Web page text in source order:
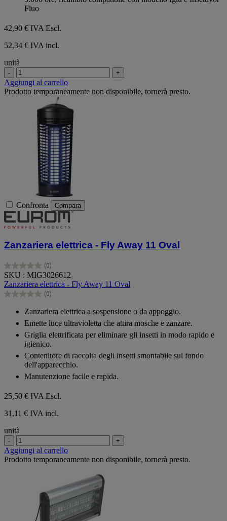
Fluo
42,90 € IVA Escl.
52,34 € IVA incl.
unità
- +
Aggiungi al carrello
Prodotto temporaneamente non disponibile, tornerà presto.
Confronta Compara
Zanzariera elettrica - Fly Away 11 Oval
(0)
0.0
su
5
stelle.
SKU : MIG3026612
Zanzariera elettrica - Fly Away 11 Oval
(0)
0.0
stelle.
Zanzariera elettrica a sospensione o da appoggio.
Emette luce ultravioletta che attira mosche e zanzare.
Griglia elettrificata per eliminare gli insetti in modo rapido e
igienico.
Contenitore di raccolta degli insetti smontabile sul fondo
dell'apparecchio.
Manutenzione facile e rapida.
25,50 € IVA Escl.
31,11 € IVA incl.
unità
- +
Aggiungi al carrello
Prodotto temporaneamente non disponibile, tornerà presto.